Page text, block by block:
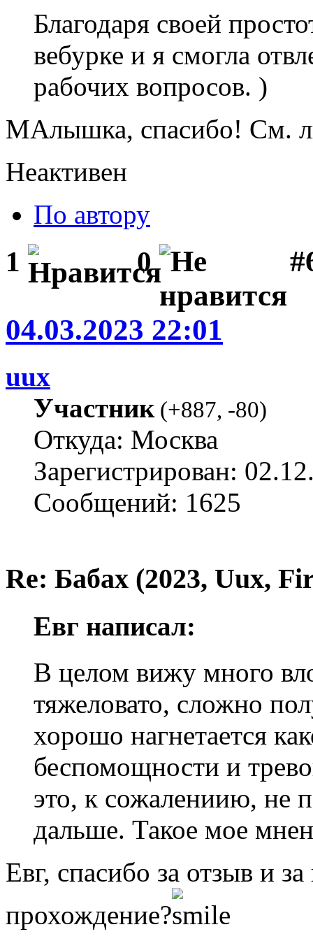
Благодаря своей
вебурке и я смогла
рабочих вопросов. )
МАлышка, спасибо! См.
Неактивен
По автору
1 0
04.03.2023 22:01
uux
Участник(+887, -80)
Откуда: Москва
Зарегистрирован:
Сообщений: 1625
Re: Бабах (2023, Uux,
Евг написал:
В целом вижу много
тяжеловато, сложно
хорошо нагнетается
беспомощности и
это, к сожалениию, не
дальше. Такое мое
Евг, спасибо за отзыв и
прохождение?